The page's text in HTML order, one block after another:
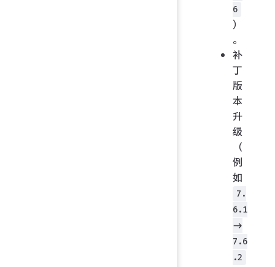
6
）
。
补
丁
版
本
升
级
（
例
如
7.
6.1
->
7.6
.2